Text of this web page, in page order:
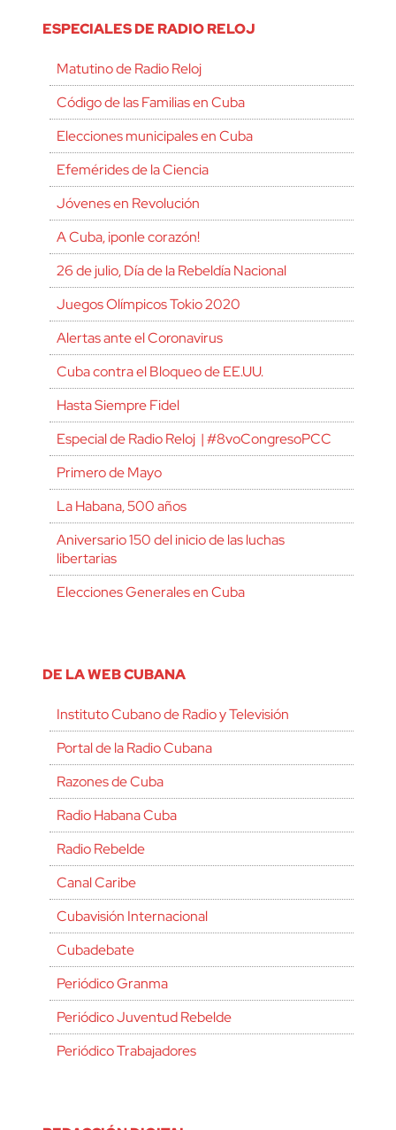
ESPECIALES DE RADIO RELOJ
Matutino de Radio Reloj
Código de las Familias en Cuba
Elecciones municipales en Cuba
Efemérides de la Ciencia
Jóvenes en Revolución
A Cuba, ¡ponle corazón!
26 de julio, Día de la Rebeldía Nacional
Juegos Olímpicos Tokio 2020
Alertas ante el Coronavirus
Cuba contra el Bloqueo de EE.UU.
Hasta Siempre Fidel
Especial de Radio Reloj | #8voCongresoPCC
Primero de Mayo
La Habana, 500 años
Aniversario 150 del inicio de las luchas
libertarias
Elecciones Generales en Cuba
DE LA WEB CUBANA
Instituto Cubano de Radio y Televisión
Portal de la Radio Cubana
Razones de Cuba
Radio Habana Cuba
Radio Rebelde
Canal Caribe
Cubavisión Internacional
Cubadebate
Periódico Granma
Periódico Juventud Rebelde
Periódico Trabajadores